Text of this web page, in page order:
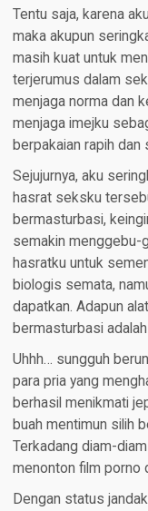
Tentu saja, karena
maka akupun
masih kuat untuk
terjerumus dalam
menjaga norma dan
menjaga imejku
berpakaian rapih dan
Sejujurnya, aku
hasrat seksku
bermasturbasi,
semakin menggebu-
hasratku untuk
biologis semata,
dapatkan. Adapun
bermasturbasi
Uhhh… sungguh
para pria yang
berhasil menikmati
buah mentimun silih
Terkadang diam-
menonton film porno
Dengan status